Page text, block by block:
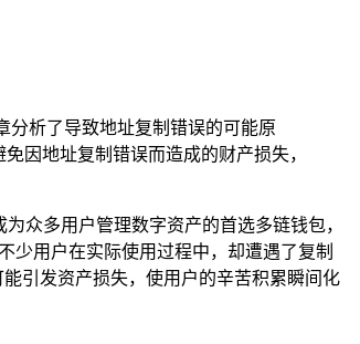
分析了导致地址复制错误的可能原
因地址复制错误而造成的财产损失，
众多用户管理数字资产的首选多链钱包，
少用户在实际使用过程中，却遭遇了复制
引发资产损失，使用户的辛苦积累瞬间化